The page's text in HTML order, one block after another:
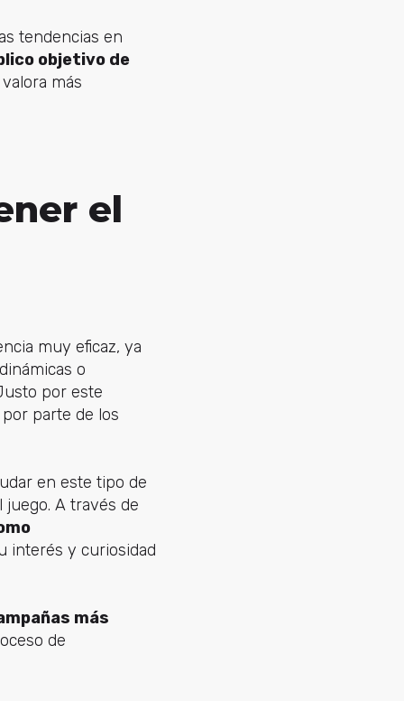
tendencias en
objetivo de
más
el
muy eficaz, ya
o
por este
parte de los
en este tipo de
A través de
interés y curiosidad
más
de